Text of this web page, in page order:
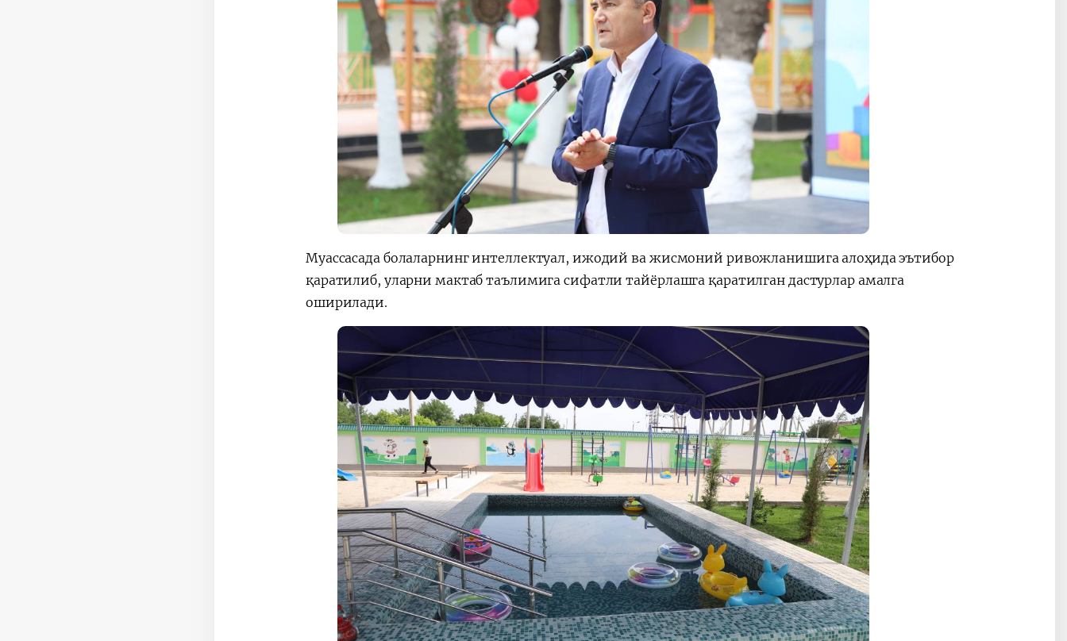
Муассасада болаларнинг интеллектуал, ижодий ва жисмоний ривожланишига алоҳида эътибор
қаратилиб, уларни мактаб таълимига сифатли тайёрлашга қаратилган дастурлар амалга
оширилади.